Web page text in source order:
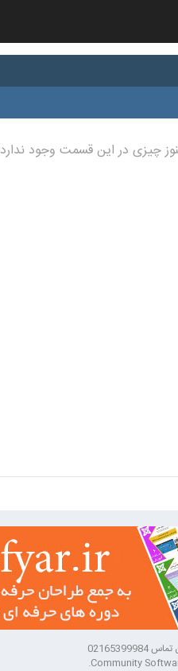
چیزی در این قسمت وجود ندارد
Community